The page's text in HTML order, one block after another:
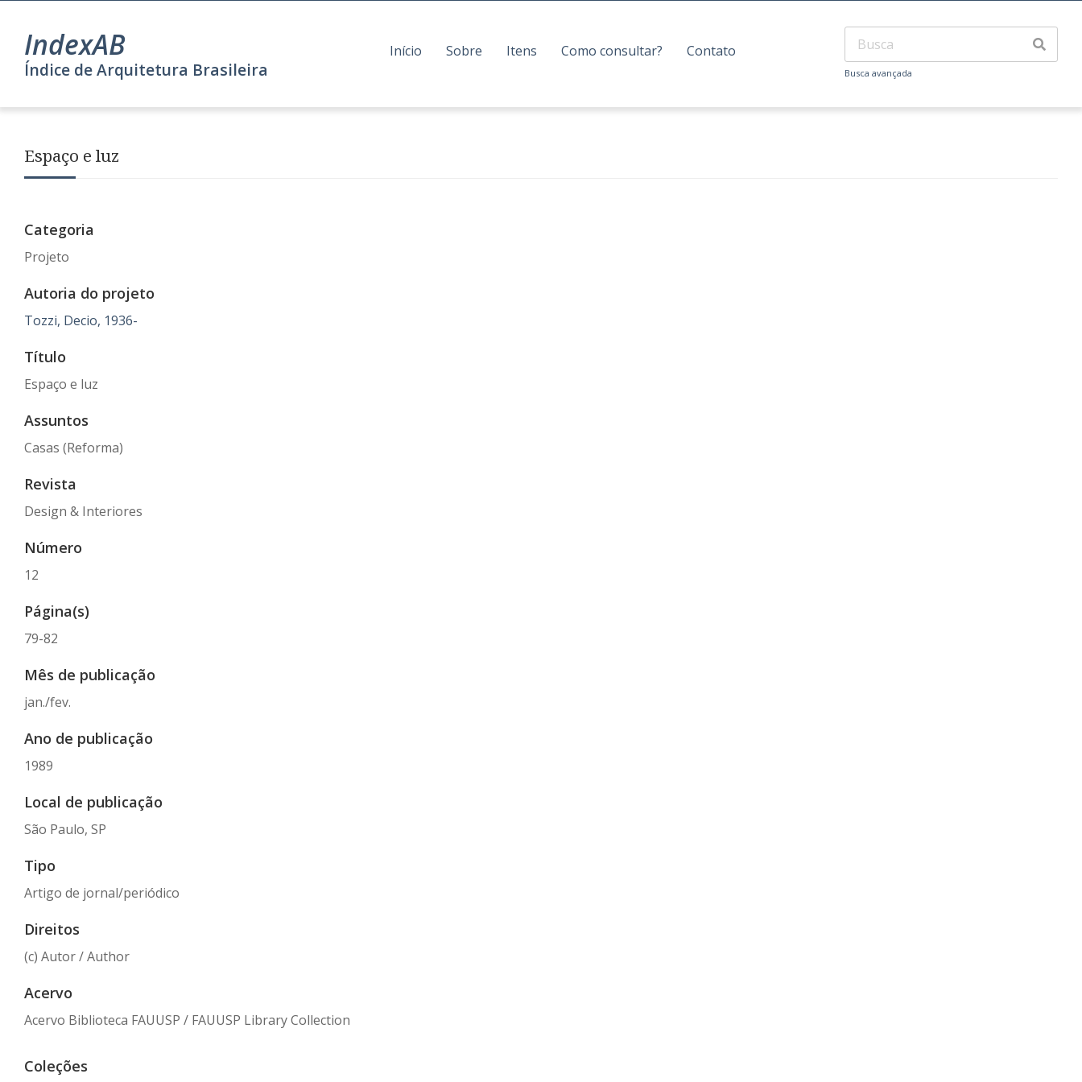
IndexAB
Índice de Arquitetura Brasileira
Início Sobre Itens Como consultar? Contato
Busca avançada
Espaço e luz
Categoria
Projeto
Autoria do projeto
Tozzi, Decio, 1936-
Título
Espaço e luz
Assuntos
Casas (Reforma)
Revista
Design & Interiores
Número
12
Página(s)
79-82
Mês de publicação
jan./fev.
Ano de publicação
1989
Local de publicação
São Paulo, SP
Tipo
Artigo de jornal/periódico
Direitos
(c) Autor / Author
Acervo
Acervo Biblioteca FAUUSP / FAUUSP Library Collection
Coleções